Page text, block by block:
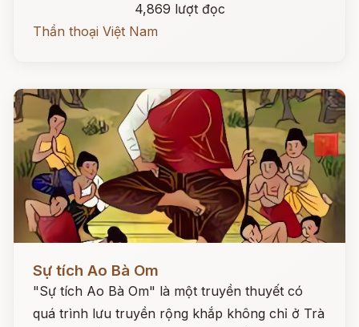
4,869 lượt đọc
Thần thoại Việt Nam
Sự tích Ao Bà Om
"Sự tích Ao Bà Om" là một truyền thuyết có
quá trình lưu truyền rộng khắp không chỉ ở Trà